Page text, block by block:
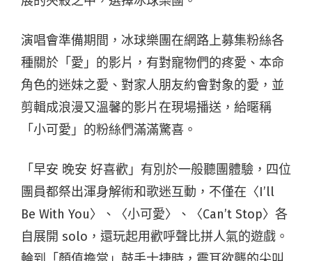
演唱會準備期間，冰球樂團在網路上募集粉絲各
種關於「愛」的影片，有對寵物們的疼愛、本命
角色的迷妹之愛、對家人朋友約會對象的愛，並
剪輯成浪漫又溫馨的影片在現場播送，給暱稱
「小可愛」的粉絲們滿滿驚喜。
「早安 晚安 好喜歡」有別於一般聽團體驗，四位
團員都祭出渾身解術和歌迷互動，不僅在 〈I’ll
Be With You〉、〈小可愛〉、〈Can’t Stop〉各
自展開 solo，還玩起用歡呼聲比拼人氣的遊戲。